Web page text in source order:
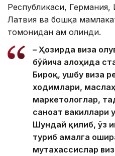
Республикаси,
Латвия ва бошқа
томонидан ҳам олинди.
– Ҳозирда виза
бўйича алоҳида
Бироқ, ушбу виза
ходимлари,
маркетологлар,
саноат вакиллари
Шундай қилиб, ўз
туриб амалга
мутахассислар